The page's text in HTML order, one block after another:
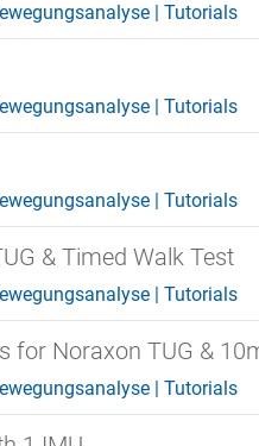
| Tutorials
| Tutorials
| Tutorials
& Timed Walk Test
| Tutorials
for Noraxon TUG &
| Tutorials